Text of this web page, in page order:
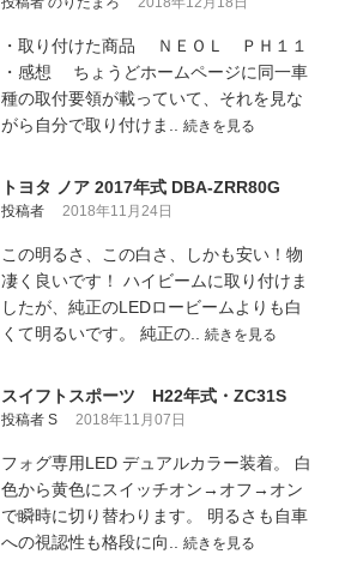
・取り付けた商品 ＮＥＯＬ ＰＨ１１
・感想 ちょうどホームページに同一車
種の取付要領が載っていて、それを見な
がら自分で取り付けま.. 続きを見る
トヨタ ノア 2017年式 DBA-ZRR80G
投稿者 2018年11月24日
この明るさ、この白さ、しかも安い！物
凄く良いです！ ハイビームに取り付けま
したが、純正のLEDロービームよりも白
くて明るいです。 純正の.. 続きを見る
スイフトスポーツ H22年式・ZC31S
投稿者 S 2018年11月07日
フォグ専用LED デュアルカラー装着。 白
色から黄色にスイッチオン→オフ→オン
で瞬時に切り替わります。 明るさも自車
への視認性も格段に向.. 続きを見る